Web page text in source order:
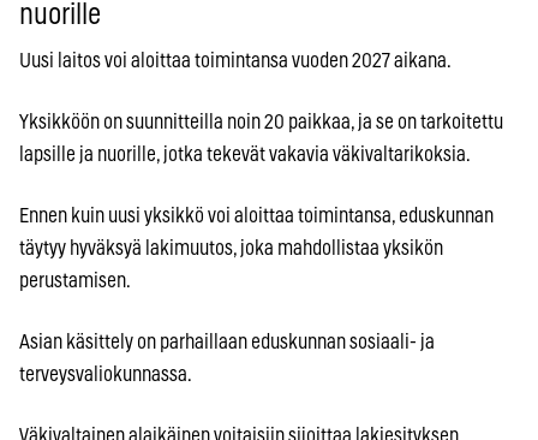
nuorille
Uusi laitos voi aloittaa toimintansa vuoden 2027 aikana.
Yksikköön on suunnitteilla noin 20 paikkaa, ja se on tarkoitettu
lapsille ja nuorille, jotka tekevät vakavia väkivaltarikoksia.
Ennen kuin uusi yksikkö voi aloittaa toimintansa, eduskunnan
täytyy hyväksyä lakimuutos, joka mahdollistaa yksikön
perustamisen.
Asian käsittely on parhaillaan eduskunnan sosiaali- ja
terveysvaliokunnassa.